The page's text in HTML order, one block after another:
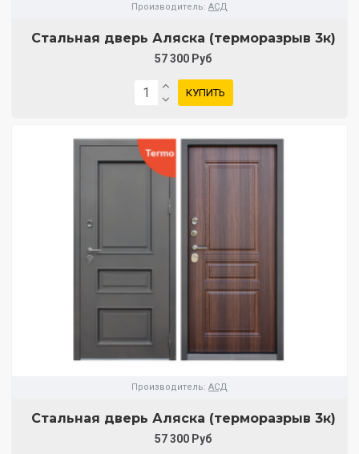
Производитель: АСД
Стальная дверь Аляска (терморазрыв 3к)
57 300 Руб
КУПИТЬ
Производитель: АСД
Стальная дверь Аляска (терморазрыв 3к)
57 300 Руб